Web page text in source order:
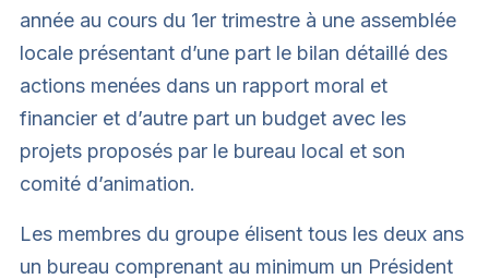
année au cours du 1er trimestre à une assemblée
locale présentant d’une part le bilan détaillé des
actions menées dans un rapport moral et
financier et d’autre part un budget avec les
projets proposés par le bureau local et son
comité d’animation.
Les membres du groupe élisent tous les deux ans
un bureau comprenant au minimum un Président